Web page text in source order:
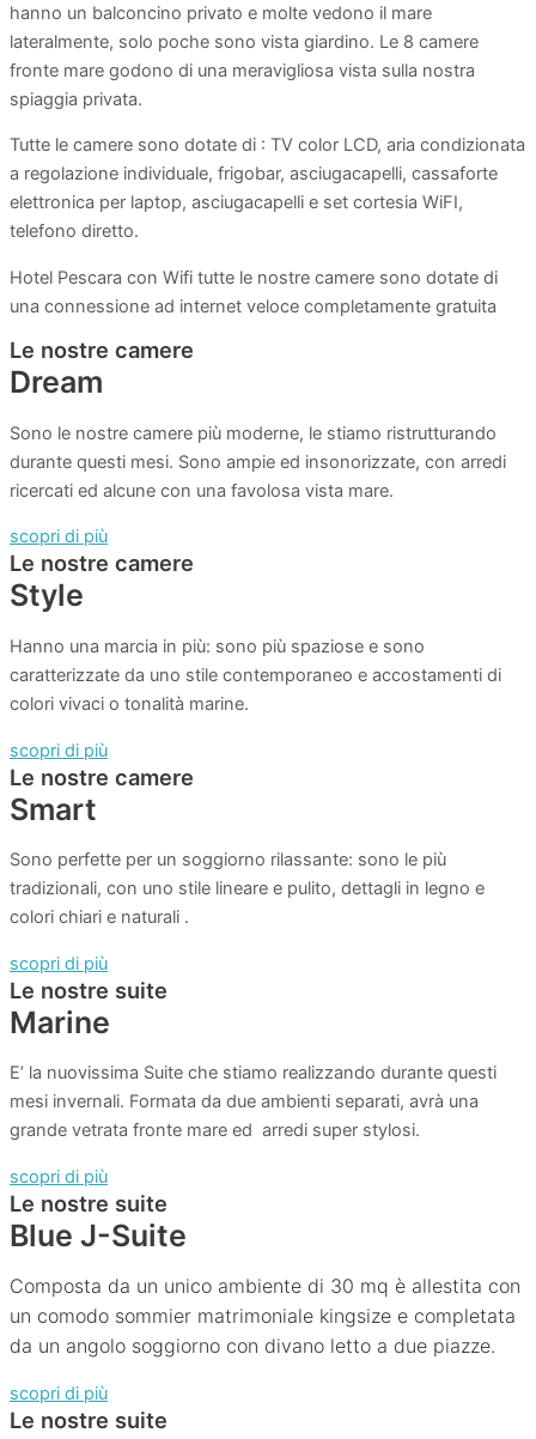
hanno un balconcino privato e molte vedono il mare
lateralmente, solo poche sono vista giardino. Le 8 camere
fronte mare godono di una meravigliosa vista sulla nostra
spiaggia privata.
Tutte le camere sono dotate di : TV color LCD, aria condizionata
a regolazione individuale, frigobar, asciugacapelli, cassaforte
elettronica per laptop, asciugacapelli e set cortesia WiFI,
telefono diretto.
Hotel Pescara con Wifi tutte le nostre camere sono dotate di
una connessione ad internet veloce completamente gratuita
Le nostre camere
Dream
Sono le nostre camere più moderne, le stiamo ristrutturando
durante questi mesi. Sono ampie ed insonorizzate, con arredi
ricercati ed alcune con una favolosa vista mare.
scopri di più
Le nostre camere
Style
Hanno una marcia in più: sono più spaziose e sono
caratterizzate da uno stile contemporaneo e accostamenti di
colori vivaci o tonalità marine.
scopri di più
Le nostre camere
Smart
Sono perfette per un soggiorno rilassante: sono le più
tradizionali, con uno stile lineare e pulito, dettagli in legno e
colori chiari e naturali .
scopri di più
Le nostre suite
Marine
E’ la nuovissima Suite che stiamo realizzando durante questi
mesi invernali. Formata da due ambienti separati, avrà una
grande vetrata fronte mare ed arredi super stylosi.
scopri di più
Le nostre suite
Blue J-Suite
Composta da un unico ambiente di 30 mq è allestita con
un comodo sommier matrimoniale kingsize e completata
da un angolo soggiorno con divano letto a due piazze.
scopri di più
Le nostre suite